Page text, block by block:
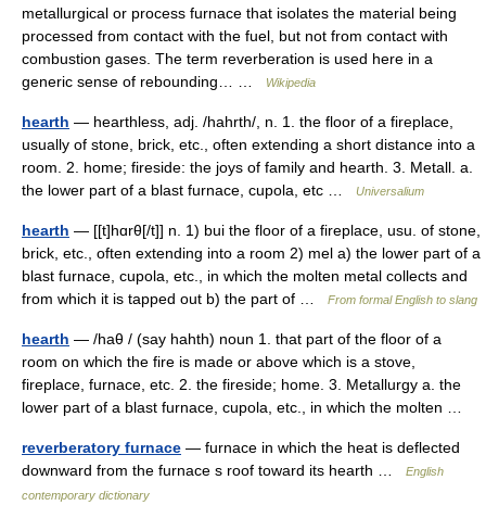
metallurgical or process furnace that isolates the material being
processed from contact with the fuel, but not from contact with
combustion gases. The term reverberation is used here in a
generic sense of rebounding… …
Wikipedia
hearth — hearthless, adj. /hahrth/, n. 1. the floor of a fireplace,
usually of stone, brick, etc., often extending a short distance into a
room. 2. home; fireside: the joys of family and hearth. 3. Metall. a.
the lower part of a blast furnace, cupola, etc …
Universalium
hearth — [[t]hɑrθ[/t]] n. 1) bui the floor of a fireplace, usu. of stone,
brick, etc., often extending into a room 2) mel a) the lower part of a
blast furnace, cupola, etc., in which the molten metal collects and
from which it is tapped out b) the part of …
From formal English to slang
hearth — /haθ / (say hahth) noun 1. that part of the floor of a
room on which the fire is made or above which is a stove,
fireplace, furnace, etc. 2. the fireside; home. 3. Metallurgy a. the
lower part of a blast furnace, cupola, etc., in which the molten …
reverberatory furnace — furnace in which the heat is deflected
downward from the furnace s roof toward its hearth …
English
contemporary dictionary